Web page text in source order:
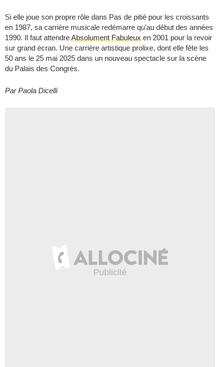
Si elle joue son propre rôle dans Pas de pitié pour les croissants
en 1987, sa carrière musicale redémarre qu’au début des années
1990. Il faut attendreAbsolument Fabuleux en 2001 pour la revoir
sur grand écran. Une carrière artistique prolixe, dont elle fête les
50 ans le 25 mai 2025 dans un nouveau spectacle sur la scène
du Palais des Congrès.
Par Paola Dicelli